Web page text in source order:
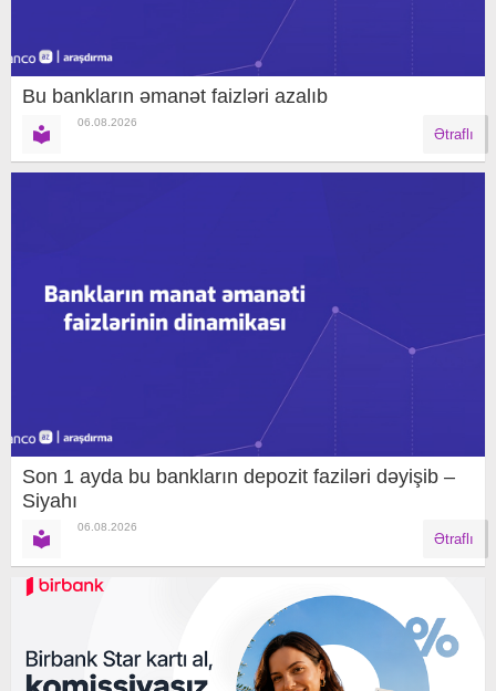
Bu bankların əmanət faizləri azalıb
06.08.2026
Ətraflı
Son 1 ayda bu bankların depozit faziləri dəyişib –
Siyahı
06.08.2026
Ətraflı